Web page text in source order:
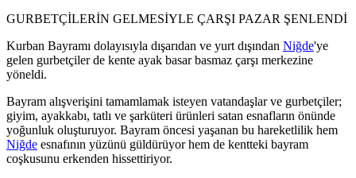
GURBETÇİLERİN GELMESİYLE ÇARŞI PAZAR ŞENLENDİ
Kurban Bayramı dolayısıyla dışarıdan ve yurt dışından Niğde'ye
gelen gurbetçiler de kente ayak basar basmaz çarşı merkezine
yöneldi.
Bayram alışverişini tamamlamak isteyen vatandaşlar ve gurbetçiler;
giyim, ayakkabı, tatlı ve şarküteri ürünleri satan esnafların önünde
yoğunluk oluşturuyor. Bayram öncesi yaşanan bu hareketlilik hem
Niğde esnafının yüzünü güldürüyor hem de kentteki bayram
coşkusunu erkenden hissettiriyor.